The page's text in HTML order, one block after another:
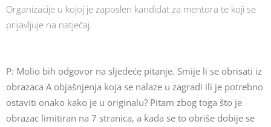
Organizacije u kojoj je zaposlen kandidat za mentora te koji se
prijavljuje na natječaj.
P: Molio bih odgovor na sljedeće pitanje. Smije li se obrisati iz
obrazaca A objašnjenja koja se nalaze u zagradi ili je potrebno
ostaviti onako kako je u originalu? Pitam zbog toga što je
obrazac limitiran na 7 stranica, a kada se to obriše dobije se